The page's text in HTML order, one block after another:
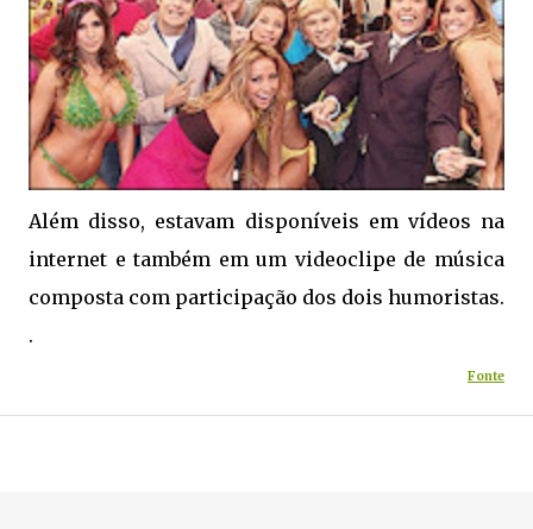
Além disso, estavam disponíveis em vídeos na
internet e também em um videoclipe de música
composta com participação dos dois humoristas.
.
Fonte